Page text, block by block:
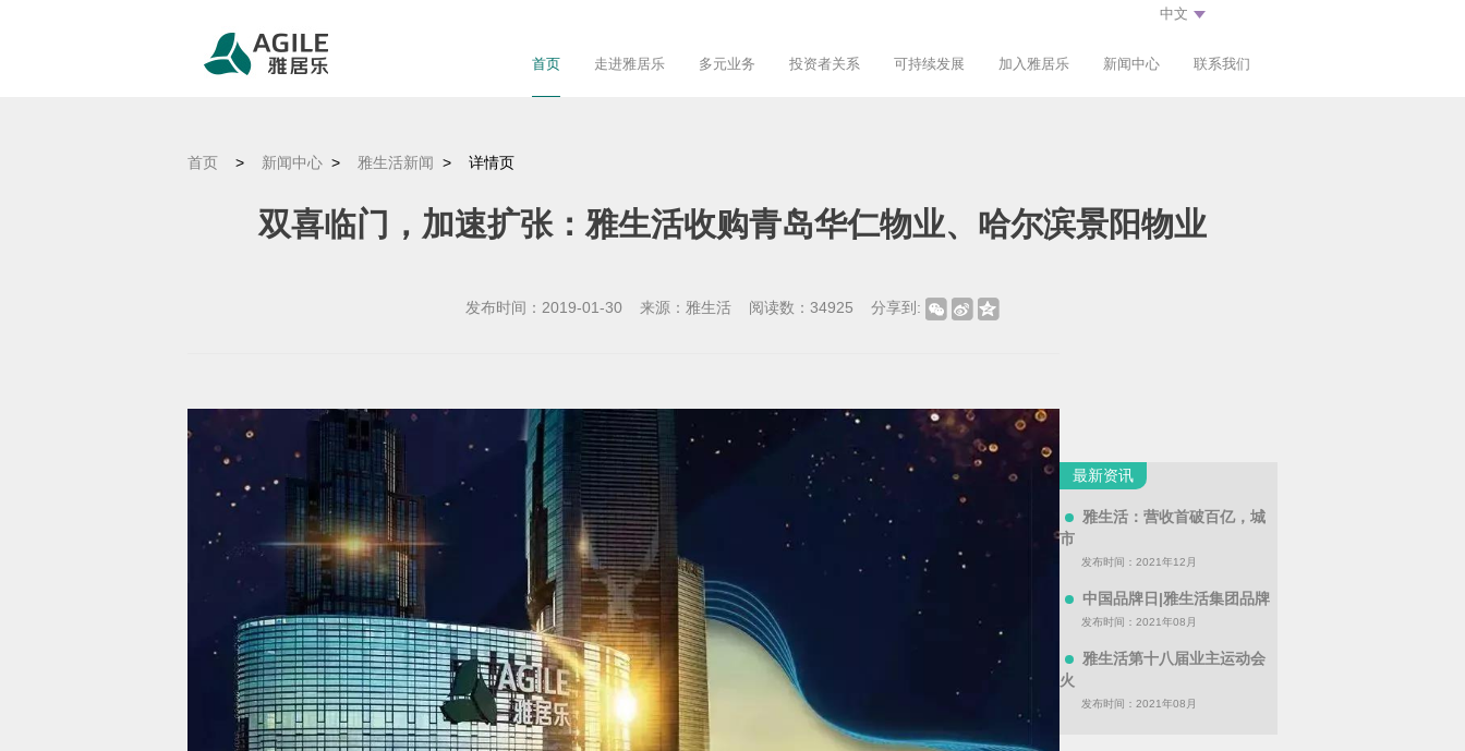
首页 走进雅居乐 多元业务 投资者关系 可持续发展 加入雅居乐 新闻中心 联系我们
首页 > 新闻中心 > 雅生活新闻 > 详情页
双喜临门，加速扩张：雅生活收购青岛华仁物业、哈尔滨景阳物业
发布时间： 2019-01-30 来源： 雅生活 阅读数： 34925 分享到:
最新资讯
雅生活：营收首破百亿，城
市
发布时间：2021年12月
中国品牌日|雅生活集团品牌
发布时间：2021年08月
雅生活第十八届业主运动会
火
发布时间：2021年08月